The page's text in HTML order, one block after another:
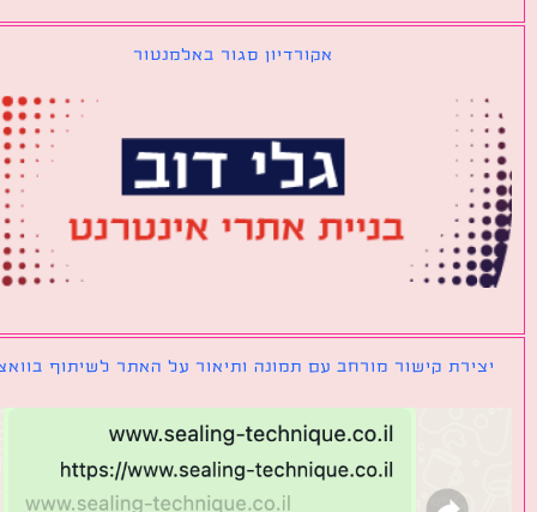
אקורדיון סגור באלמנטור
קישור מורחב עם תמונה ותיאור על האתר לשיתוף בוואצאפ